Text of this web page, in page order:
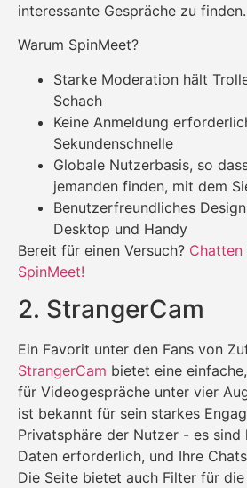
interessante Gespräche zu finden.
Warum SpinMeet?
Starke Moderation hält
Schach
Keine Anmeldung
Sekundenschnelle
Globale Nutzerbasis, so
jemanden finden, mit dem
Benutzerfreundliches
Desktop und Handy
Bereit für einen Versuch?
SpinMeet!
2. StrangerCam
Ein Favorit unter den Fans von
StrangerCam bietet eine
für Videogespräche unter vier
ist bekannt für sein starkes
Privatsphäre der Nutzer - es sind
Daten erforderlich, und Ihre
Die Seite bietet auch Filter für die